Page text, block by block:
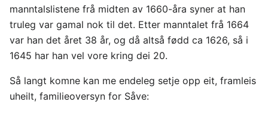
manntalslistene frå midten av 1660-åra syner at han
truleg var gamal nok til det. Etter manntalet frå 1664
var han det året 38 år, og då altså fødd ca 1626, så i
1645 har han vel vore kring dei 20.
Så langt komne kan me endeleg setje opp eit, framleis
uheilt, familieoversyn for Såve: